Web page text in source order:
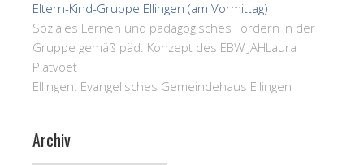
Eltern-Kind-Gruppe Ellingen (am Vormittag)
Soziales Lernen und pädagogisches Fördern in der
Gruppe gemäß päd. Konzept des EBW JAHLaura
Platvoet
Ellingen: Evangelisches Gemeindehaus Ellingen
Archiv